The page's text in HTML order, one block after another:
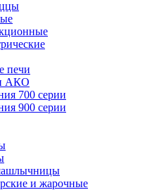
печи
АКО
700 серии
900 серии
и жарочные